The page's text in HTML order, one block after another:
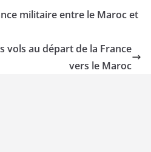
militaire entre le Maroc et
vols au départ de la France
vers le Maroc